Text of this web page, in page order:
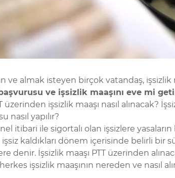
ve almak isteyen birçok vatandaş, işsizlik
ve işsizlik maaşını eve mi
üzerinden işsizlik maaşı nasıl alınacak?
nasıl yapılır?
itibari ile sigortalı olan işsizlere
kaldıkları dönem içerisinde belirli bir
denir. İşsizlik maaşı PTT üzerinden
işsizlik maaşının nereden ve nasıl